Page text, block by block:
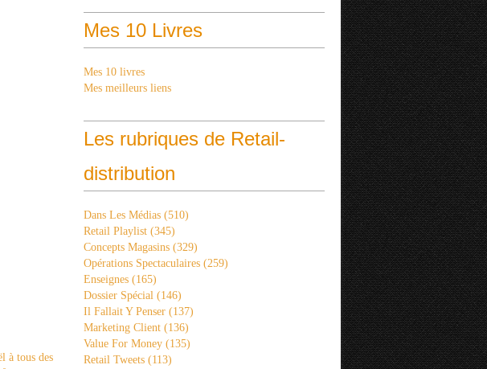
Mes 10 Livres
Mes 10 livres
Mes meilleurs liens
Les rubriques de Retail-
distribution
Dans Les Médias (510)
Retail Playlist (345)
Concepts Magasins (329)
Opérations Spectaculaires (259)
Enseignes (165)
Dossier Spécial (146)
Il Fallait Y Penser (137)
Marketing Client (136)
Value For Money (135)
Retail Tweets (113)